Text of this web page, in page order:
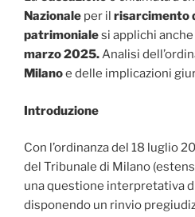
Nazionale per il risarcimento
patrimonialesi applichi
marzo 2025.Analisi
Milanoe delle implicazioni
Introduzione
Con l’ordinanza del 18 luglio
del Tribunale di Milano
una questione interpretativa
disponendo un rinvio